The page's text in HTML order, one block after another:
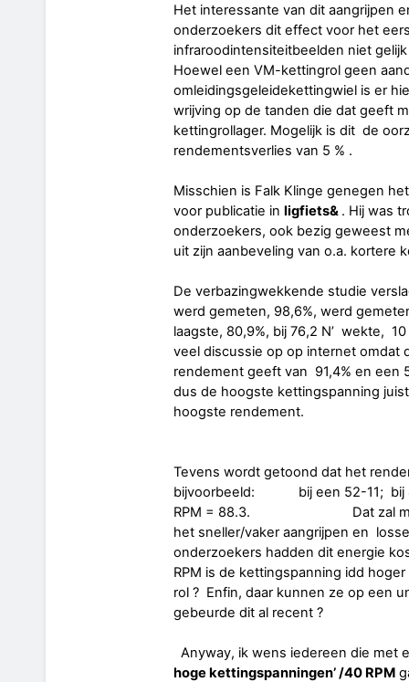
Het interessante van dit aangrijpen
onderzoekers dit effect voor het
infraroodintensiteitbeelden niet
Hoewel een VM-kettingrol geen
omleidingsgeleidekettingwiel is er
wrijving op de tanden die dat geeft
kettingrollager. Mogelijk is dit de
rendementsverlies van 5 % .
Misschien is Falk Klinge genegen
voor publicatie in ligfiets& . Hij was
onderzoekers, ook bezig geweest
uit zijn aanbeveling van o.a.
De verbazingwekkende studie
werd gemeten, 98,6%, werd
laagste, 80,9%, bij 76,2 N’ wekte,
veel discussie op op internet omdat
rendement geeft van 91,4% en een
dus de hoogste kettingspanning
hoogste rendement.
Tevens wordt getoond dat het
bijvoorbeeld: bij een 52-11; bij 40
RPM = 88.3. Dat zal mogelijk
het sneller/vaker aangrijpen en
onderzoekers hadden dit energie
RPM is de kettingspanning idd
rol ? Enfin, daar kunnen ze op een
gebeurde dit al recent ?
Anyway, ik wens iedereen die met
hoge kettingspanningen’ /40 RPM